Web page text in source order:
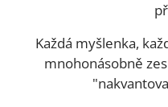
🔸 Každá myšlenka,
mnohonásobně